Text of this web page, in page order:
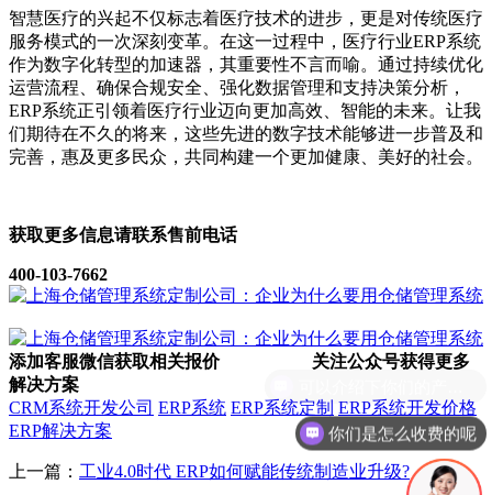
智慧医疗的兴起不仅标志着医疗技术的进步，更是对传统医疗
服务模式的一次深刻变革。在这一过程中，医疗行业ERP系统
作为数字化转型的加速器，其重要性不言而喻。通过持续优化
运营流程、确保合规安全、强化数据管理和支持决策分析，
ERP系统正引领着医疗行业迈向更加高效、智能的未来。让我
们期待在不久的将来，这些先进的数字技术能够进一步普及和
完善，惠及更多民众，共同构建一个更加健康、美好的社会。
获取更多信息请联系售前电话
400-103-7662
添加客服微信获取相关报价
关注公众号获得更多
解决方案
CRM系统开发公司 ERP系统 ERP系统定制 ERP系统开发价格
ERP解决方案
上一篇： 工业4.0时代 ERP如何赋能传统制造业升级?
你们是怎么收费的呢